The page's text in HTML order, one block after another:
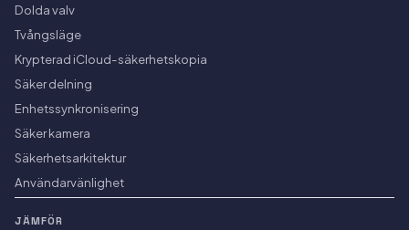
Dolda valv
Tvångsläge
Krypterad iCloud-säkerhetskopia
Säker delning
Enhetssynkronisering
Säker kamera
Säkerhetsarkitektur
Användarvänlighet
JÄMFÖR